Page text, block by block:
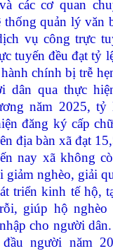
và các cơ quan
thống quản lý văn
vụ công trực
tuyến đều đạt tỷ
chính bị trễ
dân qua thực
năm 2025, tỷ
đăng ký cấp
địa bàn xã đạt
nay xã không
giảm nghèo, giải
triển kinh tế hộ,
giúp hộ nghèo
cho người dân.
người năm